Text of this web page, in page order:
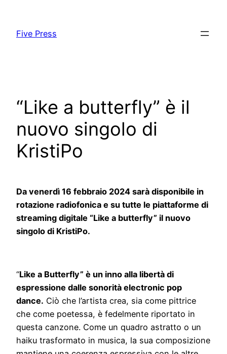
content
Five Press
“Like a butterfly” è il
nuovo singolo di
KristiPo
Da venerdì 16 febbraio 2024 sarà disponibile in
rotazione radiofonica e su tutte le piattaforme di
streaming digitale “Like a butterfly” il nuovo
singolo di KristiPo.
“Like a Butterfly” è un inno alla libertà di
espressione dalle sonorità electronic pop
dance. Ciò che l’artista crea, sia come pittrice
che come poetessa, è fedelmente riportato in
questa canzone. Come un quadro astratto o un
haiku trasformato in musica, la sua composizione